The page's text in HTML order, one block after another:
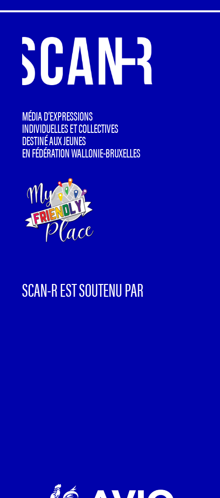
MÉDIA D’EXPRESSIONS
INDIVIDUELLES ET COLLECTIVES
DESTINÉ AUX JEUNES
EN FÉDÉRATION WALLONIE-BRUXELLES
SCAN-R EST SOUTENU PAR